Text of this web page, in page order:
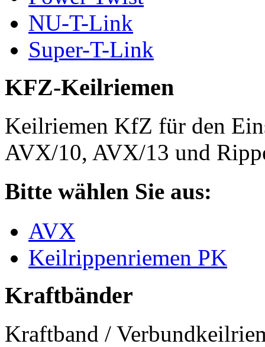
NU-T-Link
Super-T-Link
KFZ-Keilriemen
Keilriemen KfZ für den
AVX/10, AVX/13 und
Bitte wählen Sie aus:
AVX
Keilrippenriemen PK
Kraftbänder
Kraftband /